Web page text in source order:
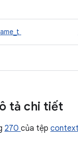
tả chi tiết
270 của tệp